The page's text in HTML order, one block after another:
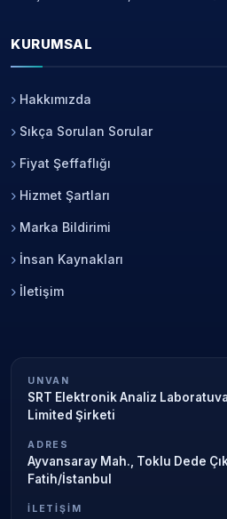
KURUMSAL
Hakkımızda
Sıkça Sorulan Sorular
Fiyat Şeffaflığı
Hizmet Şartları
Marka Bildirimi
İnsan Kaynakları
İletişim
UNVAN
SRT Elektronik Analiz
Limited Şirketi
ADRES
Ayvansaray Mah., Toklu Dede
Fatih/İstanbul
İLETIŞIM